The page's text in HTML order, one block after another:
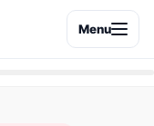
Menu